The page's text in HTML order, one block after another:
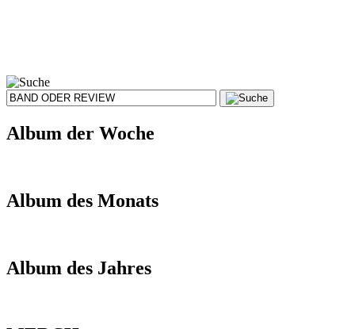
Album der Woche
Album des Monats
Album des Jahres